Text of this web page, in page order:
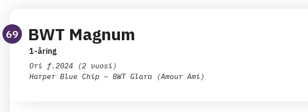
69 BWT Magnum
1-åring
Ori f.2024 (2 vuosi)
Harper Blue Chip – BWT Glara (Amour Ami)